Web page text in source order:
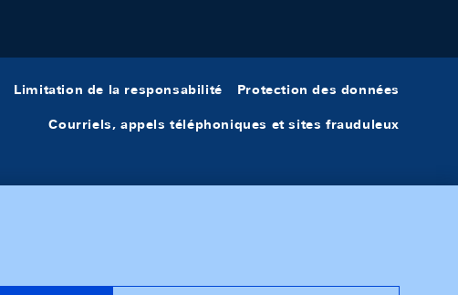
Limitation de la responsabilité Protection des données
Courriels, appels téléphoniques et sites frauduleux